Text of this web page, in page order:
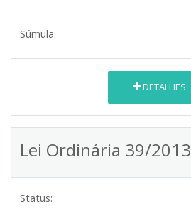
Súmula:
DETALHES
Lei Ordinária 39/2013
Status: